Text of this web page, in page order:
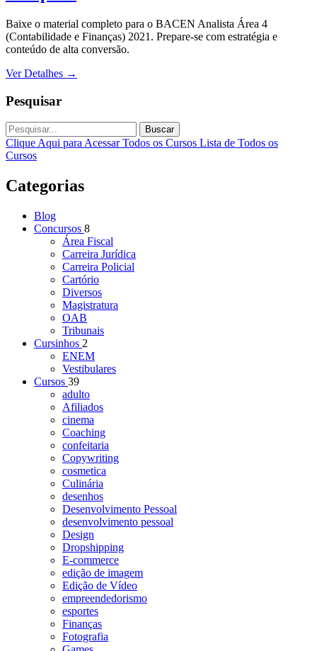
Baixe o material completo para o BACEN Analista Área 4
(Contabilidade e Finanças) 2021. Prepare-se com estratégia e
conteúdo de alta conversão.
Ver Detalhes →
Pesquisar
Buscar
Clique Aqui para Acessar Todos os Cursos Lista de Todos os
Cursos
Categorias
Blog
Concursos 8
Área Fiscal
Carreira Jurídica
Carreira Policial
Cartório
Diversos
Magistratura
OAB
Tribunais
Cursinhos 2
ENEM
Vestibulares
Cursos 39
adulto
Afiliados
cinema
Coaching
confeitaria
Copywriting
cosmetica
Culinária
desenhos
Desenvolvimento Pessoal
desenvolvimento pessoal
Design
Dropshipping
E-commerce
edição de imagem
Edição de Vídeo
empreendedorismo
esportes
Finanças
Fotografia